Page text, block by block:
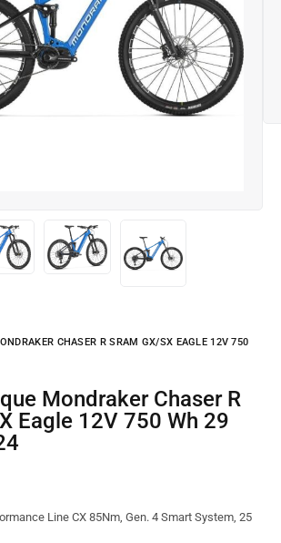
CHASER R SRAM GX/SX EAGLE 12V 750
Eagle 12V 750 Wh 29
Line CX 85Nm, Gen. 4 Smart System, 25